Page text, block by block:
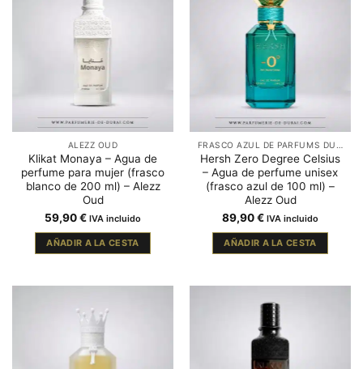
ALEZZ OUD
Klikat Monaya – Agua de
perfume para mujer (frasco
blanco de 200 ml) – Alezz
Oud
59,90€ IVA incluido
AÑADIR A LA CESTA
FRASCO AZUL DE PARFUMS DUBAÏ
Hersh Zero Degree Celsius
– Agua de perfume unisex
(frasco azul de 100 ml) –
Alezz Oud
89,90€ IVA incluido
AÑADIR A LA CESTA